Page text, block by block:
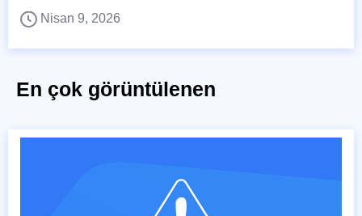
Nisan 9, 2026
En çok görüntülenen